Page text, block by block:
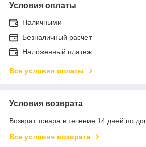
Условия оплаты
Наличными
Безналичный расчет
Наложенный платеж
Все условия оплаты
Условия возврата
Возврат товара в течение 14 дней по
Все условия возврата